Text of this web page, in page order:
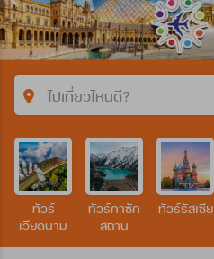
ไปเที่ยวไหนดี?
คำค้นหา/รหัสทัวร์
ประเทศ
ทัวร์
เวียดนาม
ทัวร์คาซัค
สถาน
ทัวร์รัสเซีย